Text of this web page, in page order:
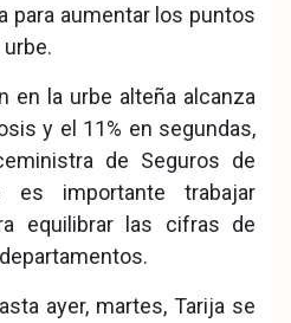
para aumentar los puntos
en la urbe alteña alcanza
y el 11% en segundas,
de Seguros de
es importante trabajar
equilibrar las cifras de
ayer, martes, Tarija se